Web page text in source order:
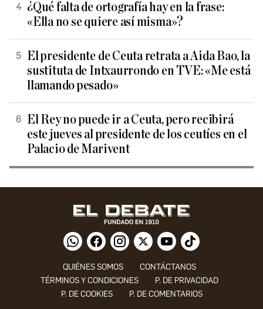
¿Qué falta de ortografía hay en la frase:
«Ella no se quiere así misma»?
El presidente de Ceuta retrata a Aida Bao, la
sustituta de Intxaurrondo en TVE: «Me está
llamando pesado»
El Rey no puede ir a Ceuta, pero recibirá
este jueves al presidente de los ceutíes en el
Palacio de Marivent
QUIÉNES SOMOS
CONTÁCTANOS
TÉRMINOS Y CONDICIONES
P. DE PRIVACIDAD
P. DE COOKIES
P. DE COMENTARIOS